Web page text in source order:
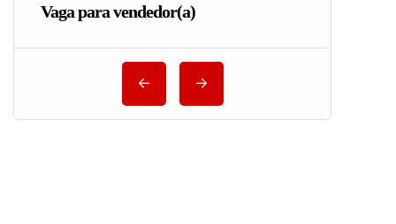
Vaga para vendedor(a)